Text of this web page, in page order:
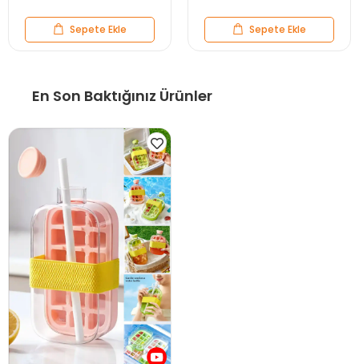
Sepete Ekle Sepete Ekle
En Son Baktığınız Ürünler